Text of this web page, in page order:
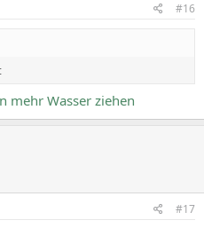
#16
mehr Wasser ziehen
#17